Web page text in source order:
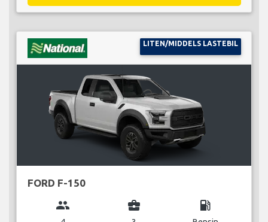
LITEN/MIDDELS LASTEBIL
FORD F-150
group business_center local_gas_station